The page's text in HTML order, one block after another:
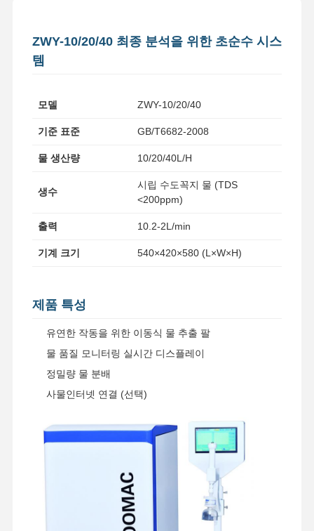
제품
우리 에 관한
ZWY-10/20/40 최종 분석을 위한 초순수 시스
템
모델 ZWY-10/20/40
기준 표준 GB/T6682-2008
물 생산량 10/20/40L/H
생수
시립 수도꼭지 물 (TDS
<200ppm)
출력 10.2-2L/min
기계 크기 540×420×580 (L×W×H)
제품 특성
유연한 작동을 위한 이동식 물 추출 팔
물 품질 모니터링 실시간 디스플레이
정밀량 물 분배
사물인터넷 연결 (선택)